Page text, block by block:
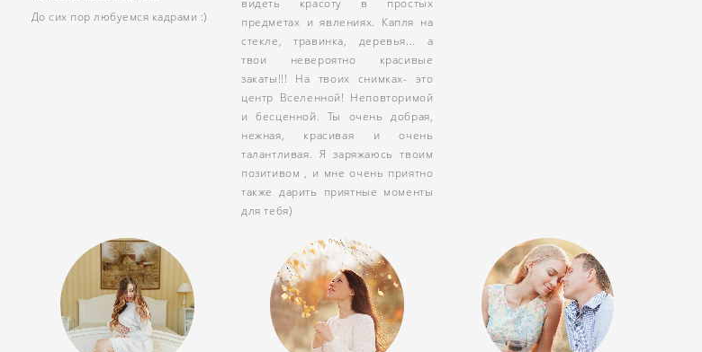
До сих пор любуемся кадрами :)
предметах и явлениях. Капля на
стекле, травинка, деревья... а
твои невероятно красивые
закаты!!! На твоих снимках- это
центр Вселенной! Неповторимой
и бесценной. Ты очень добрая,
нежная, красивая и очень
талантливая. Я заряжаюсь твоим
позитивом , и мне очень приятно
также дарить приятные моменты
для тебя)